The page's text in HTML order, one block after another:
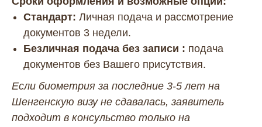
Стандарт: Личная подача и рассмотрение
документов 3 недели.
Безличная подача без записи : подача
документов без Вашего присутствия.
Если биометрия за последние 3-5 лет на
Шенгенскую визу не сдавалась, заявитель
подходит в консульство только на